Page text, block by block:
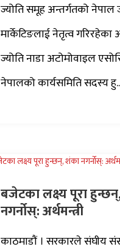
ज्योति समूह अन्तर्गतको
मार्केटिङलाई नेतृत्व
ज्योति नाडा अटोमोवाइल
नेपालको कार्यसमिति सदस्य
बजेटका लक्ष्य पूरा
नगर्नोस्: अर्थमन्त्री
काठमाडौं । सरकारले संघीय